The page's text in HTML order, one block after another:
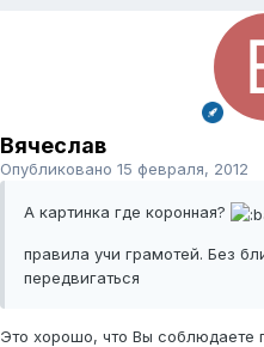
Вячеслав
Опубликовано 15 февраля, 2012
А картинка где коронная?
правила учи грамотей. Без
передвигаться
Это хорошо, что Вы соблюдаете